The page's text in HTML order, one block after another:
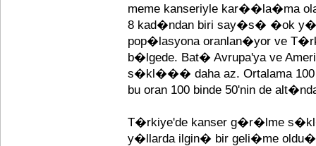
meme kanseriyle kar��la�ma
8 kad�ndan biri say�s� �ok
pop�lasyona oranlan�yor ve
b�lgede. Bat� Avrupa'ya ve
s�kl��� daha az. Ortalama 100
bu oran 100 binde 50'nin de
T�rkiye'de kanser g�r�lme
y�llarda ilgin� bir geli�me